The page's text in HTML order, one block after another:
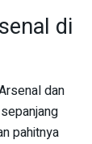
di
dan
pahitnya